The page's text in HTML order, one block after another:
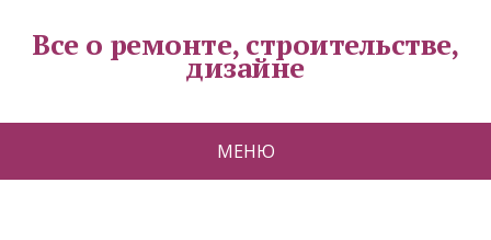
Все о ремонте, строительстве,
дизайне
МЕНЮ